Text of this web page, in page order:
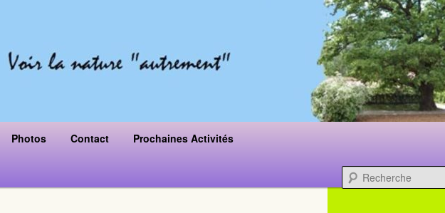
Photos Contact Prochaines Activités